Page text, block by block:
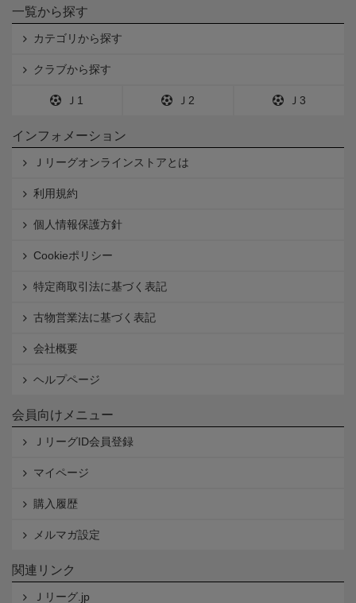
一覧から探す
カテゴリから探す
クラブから探す
Ｊ1 Ｊ2 Ｊ3
インフォメーション
Ｊリーグオンラインストアとは
利用規約
個人情報保護方針
Cookieポリシー
特定商取引法に基づく表記
古物営業法に基づく表記
会社概要
ヘルプページ
会員向けメニュー
ＪリーグID会員登録
マイページ
購入履歴
メルマガ設定
関連リンク
Ｊリーグ.jp